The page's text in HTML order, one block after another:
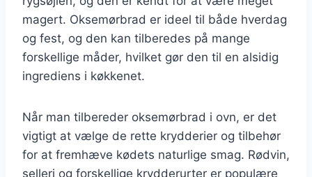
magert. Oksemørbrad er ideel til både hverdag
og fest, og den kan tilberedes på mange
forskellige måder, hvilket gør den til en alsidig
ingrediens i køkkenet.
Når man tilbereder oksemørbrad i ovn, er det
vigtigt at vælge de rette krydderier og tilbehør
for at fremhæve kødets naturlige smag. Rødvin,
selleri og forskellige krydderurter er populære